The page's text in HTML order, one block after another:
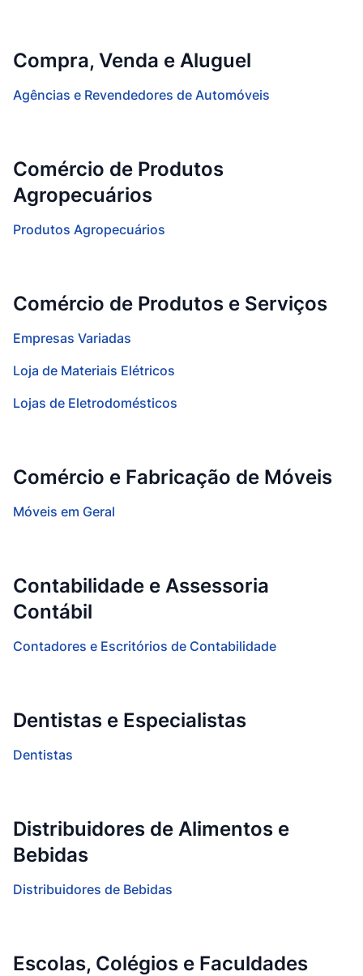
Compra, Venda e Aluguel
Agências e Revendedores de Automóveis
Comércio de Produtos
Agropecuários
Produtos Agropecuários
Comércio de Produtos e Serviços
Empresas Variadas
Loja de Materiais Elétricos
Lojas de Eletrodomésticos
Comércio e Fabricação de Móveis
Móveis em Geral
Contabilidade e Assessoria
Contábil
Contadores e Escritórios de Contabilidade
Dentistas e Especialistas
Dentistas
Distribuidores de Alimentos e
Bebidas
Distribuidores de Bebidas
Escolas, Colégios e Faculdades